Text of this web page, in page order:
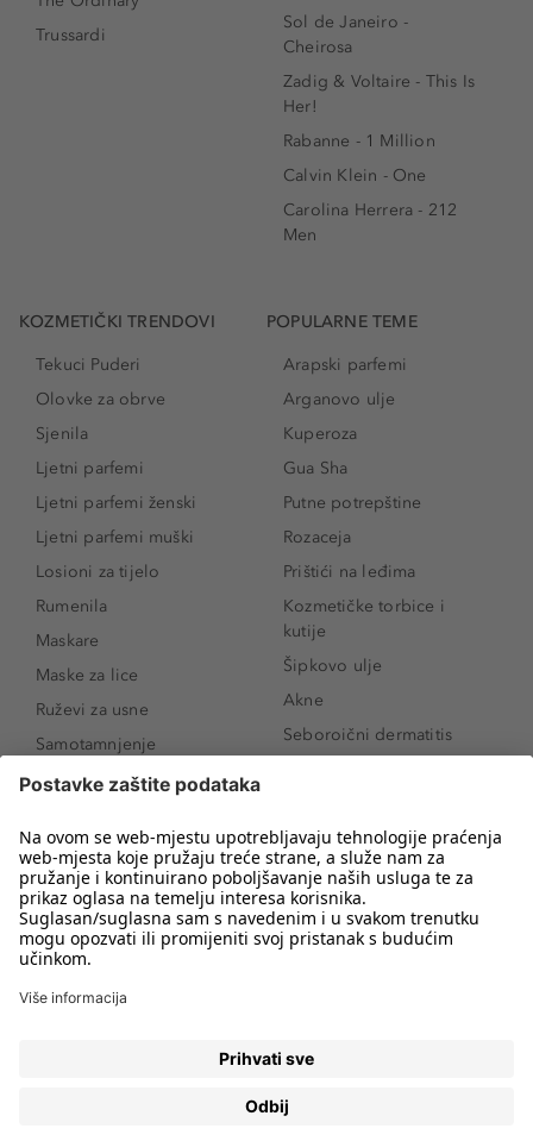
Trussardi
Sol de Janeiro -
Cheirosa
Zadig & Voltaire - This Is
Her!
Rabanne - 1 Million
Calvin Klein - One
Carolina Herrera - 212
Men
KOZMETIČKI TRENDOVI
Tekuci Puderi
Olovke za obrve
Sjenila
Ljetni parfemi
Ljetni parfemi ženski
Ljetni parfemi muški
Losioni za tijelo
Rumenila
Maskare
Maske za lice
Ruževi za usne
Samotamnjenje
Puderi
Proizvodi za obrve
Sunce i zaštita
Serumi za lice
Proizvodi za čišćenje lica
Bronzeri
POPULARNE TEME
Arapski parfemi
Arganovo ulje
Kuperoza
Gua Sha
Putne potrepštine
Rozaceja
Prištići na leđima
Kozmetičke torbice i
kutije
Šipkovo ulje
Akne
Seboroični dermatitis
Novo
Koji mi parfem
odgovara?
Kako našminkati oči da
Kako ukloniti mitesere
Hijaluronska krema